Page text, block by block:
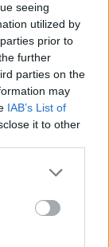
seeing
utilized by
prior to
further
parties on the
may
IAB’s List of
it to other